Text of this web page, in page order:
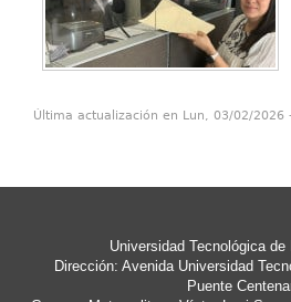
Última actualización en Lun, 03/02/2026
Universidad Tecnológica de
Dirección: Avenida Universidad
Puente